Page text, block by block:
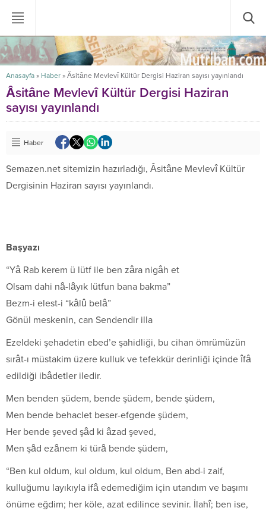
Anasayfa » Haber » Âsitâne Mevlevî Kültür Dergisi Haziran sayısı yayınlandı
Âsitâne Mevlevî Kültür Dergisi Haziran
sayısı yayınlandı
Haber
Semazen.net sitemizin hazırladığı, Âsitâne Mevlevî Kültür
Dergisinin Haziran sayısı yayınlandı.
Başyazı
“Yâ Rab kerem ü lütf ile ben zâra nigâh et
Olsam dahi nâ-lâyık lütfun bana bakma”
Bezm-i elest-i “kâlû belâ”
Gönül meskenin, can Sendendir illa
Ezeldeki şehadetin ebed’e şahidliği, bu cihan ömrümüzün
sırât-ı müstakim üzere kulluk ve tefekkür derinliği içinde îfâ
edildiği ibâdetler iledir.
Men benden şüdem, bende şüdem, bende şüdem,
Men bende behaclet beser-efgende şüdem,
Her bende şeved şâd ki âzad şeved,
Men şâd ezânem ki türâ bende şüdem,
“Ben kul oldum, kul oldum, kul oldum, Ben abd-i zaif,
kulluğumu layıkıyla ifâ edemediğim için utandım ve başımı
önüme eğdim; her köle, azat edilince sevinir. İlahî; ben ise,